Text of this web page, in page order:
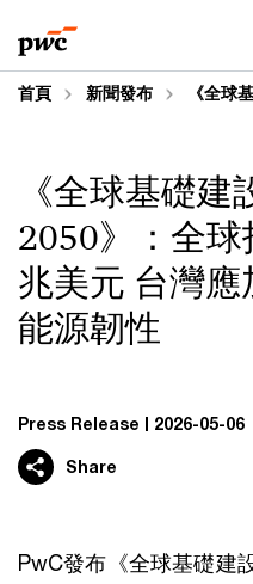
to
content
to
footer
首頁 新聞發布 《全球
《全球基礎
2050》：全
兆美元 台灣
能源韌性
Press Release 2026-05-06
Share
PwC發布《全球基礎建